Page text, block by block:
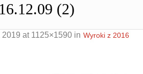
(2)
2019 at 1125×1590 in Wyroki z 2016